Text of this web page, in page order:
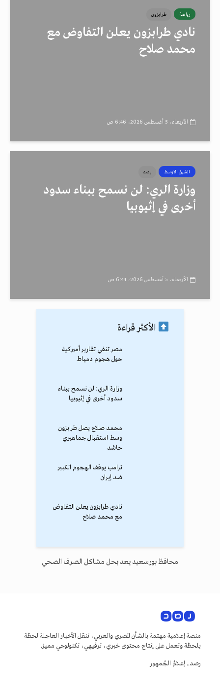
رياضة طرابزون
نادي طرابزون يعلن التفاوض مع
محمد صلاح
الأربعاء، 5 أغسطس 2026، 6:46 ص
الشرق الاوسط رصد
وزارة الري: لن نسمح ببناء سدود
أخرى في إثيوبيا
الأربعاء، 5 أغسطس 2026، 6:44 ص
الأكثر قراءة
مصر تنفي تقارير أميركية
حول هجوم دمياط
وزارة الري: لن نسمح ببناء
سدود أخرى في إثيوبيا
محمد صلاح يصل طرابزون
وسط استقبال جماهيري
حاشد
ترامب يوقف الهجوم الكبير
ضد إيران
نادي طرابزون يعلن التفاوض
مع محمد صلاح
محافظ بورسعيد يعد بحل مشاكل الصرف الصحي
منصة إعلامية مهتمة بالشأن المصري والعربي، تنقل الأخبار العاجلة لحظة
بلحظة وتعمل على إنتاج محتوى خبري، ترفيهي، تكنولوجي مميز.
رصد.. إعلامُ الجُمهور